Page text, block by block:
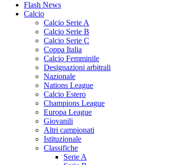
Flash News
Calcio
Calcio Serie A
Calcio Serie B
Calcio Serie C
Coppa Italia
Calcio Femminile
Designazioni arbitrali
Nazionale
Nations League
Calcio Estero
Champions League
Europa League
Giovanili
Altri campionati
Istituzionale
Classifiche
Serie A